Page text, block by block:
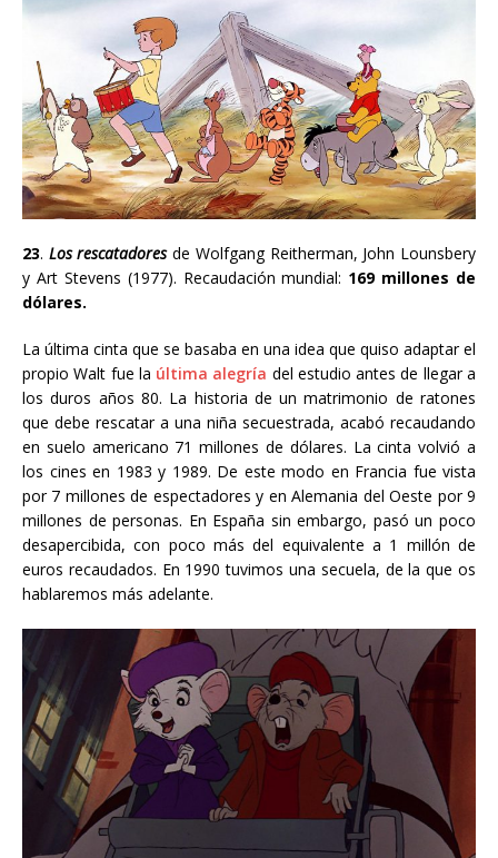
23. Los rescatadoresde Wolfgang Reitherman, John Lounsbery
y Art Stevens (1977). Recaudación mundial: 169 millones de
dólares.
La última cinta que se basaba en una idea que quiso adaptar el
propio Walt fue la última alegría del estudio antes de llegar a
los duros años 80. La historia de un matrimonio de ratones
que debe rescatar a una niña secuestrada, acabó recaudando
en suelo americano 71 millones de dólares. La cinta volvió a
los cines en 1983 y 1989. De este modo en Francia fue vista
por 7 millones de espectadores y en Alemania del Oeste por 9
millones de personas. En España sin embargo, pasó un poco
desapercibida, con poco más del equivalente a 1 millón de
euros recaudados. En 1990 tuvimos una secuela, de la que os
hablaremos más adelante.